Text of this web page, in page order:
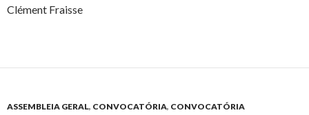
Clément Fraisse
ASSEMBLEIA GERAL, CONVOCATÓRIA, CONVOCATÓRIA